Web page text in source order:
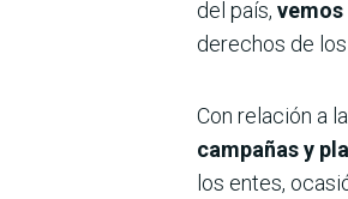
del país,
derechos de
Con relación a
campañas y
los entes,